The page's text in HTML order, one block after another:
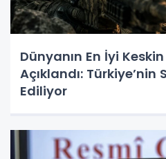
Dünyanın En İyi
Açıklandı: Türkiye’nin
Ediliyor